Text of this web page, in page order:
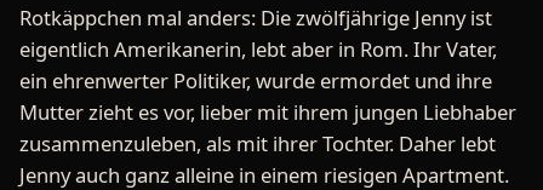
Rotkäppchen mal anders: Die zwölfjährige Jenny ist
eigentlich Amerikanerin, lebt aber in Rom. Ihr Vater,
ein ehrenwerter Politiker, wurde ermordet und ihre
Mutter zieht es vor, lieber mit ihrem jungen Liebhaber
zusammenzuleben, als mit ihrer Tochter. Daher lebt
Jenny auch ganz alleine in einem riesigen Apartment.